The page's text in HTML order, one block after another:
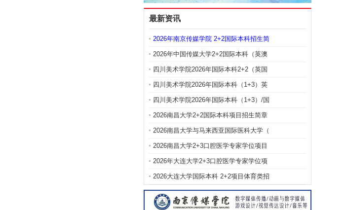
最新资讯
2026年南京传媒学院 2+2国际本科招生简
2026年中国传媒大学2+2国际本科（英澳
四川美术学院2026年国际本科2+2（英国
四川美术学院2026年国际本科（1+3）英
四川美术学院2026年国际本科（1+3）/国
2026南昌大学2+2国际本科项目招生简章
2026南昌大学与马来西亚国际医科大学（
2026南昌大学2+3口腔医学专家学位项目
2026年大连大学2+3口腔医学专家学位项
2026大连大学国际本科 2+2项目体育类招